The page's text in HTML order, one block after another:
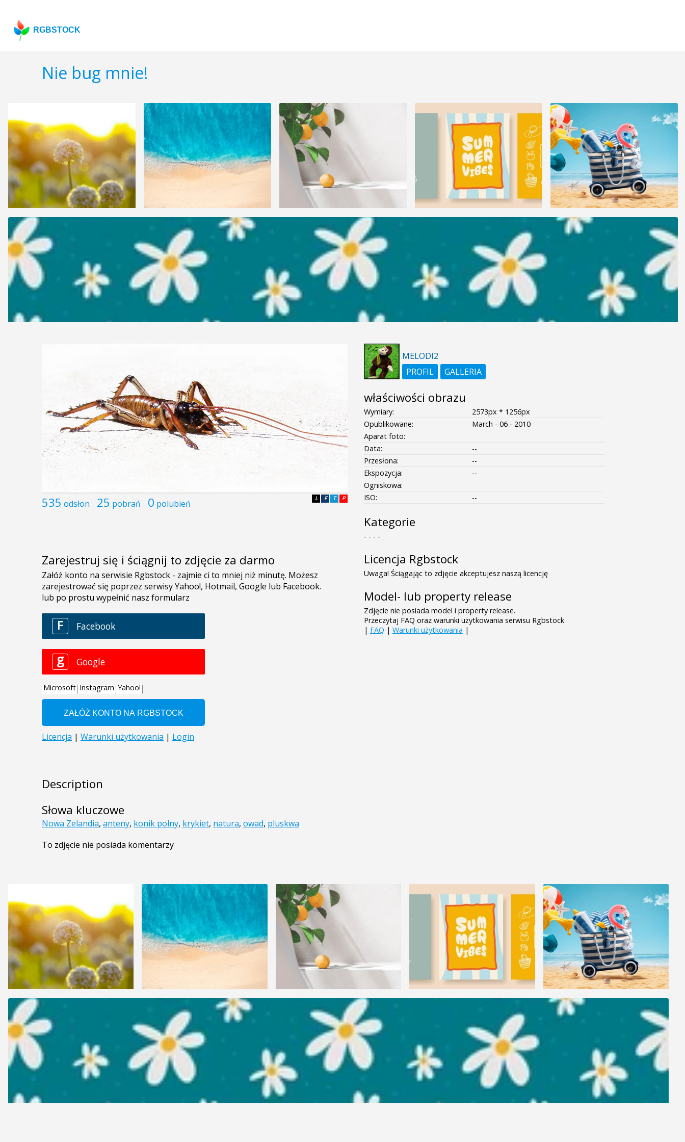
RGBSTOCK
Nie bug mnie!
535 odsłon 25 pobrań 0 polubień P
T
F
L
Zarejestruj się i ściągnij to zdjęcie za darmo
Description
Słowa kluczowe
Nowa Zelandia, anteny, konik polny, krykiet, natura, owad, pluskwa
To zdjęcie nie posiada komentarzy
MELODI2
PROFIL
GALLERIA
właściwości obrazu
Wymiary:
2573px * 1256px
Opublikowane:
March - 06 - 2010
Aparat foto:
Data:
--
Przesłona:
--
Ekspozycja:
--
Ogniskowa:
ISO:
--
Kategorie
- - - -
Licencja Rgbstock
Uwaga! Ściągając to zdjęcie akceptujesz naszą licencję
Model- lub property release
Zdjęcie nie posiada model i property release.
Przeczytaj FAQ oraz warunki użytkowania serwisu Rgbstock
| FAQ | Warunki użytkowania |